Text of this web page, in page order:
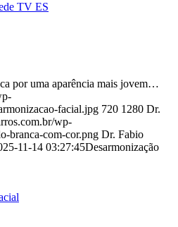
TV ES
por uma aparência mais jovem…
facial.jpg 720 1280 Dr.
wp-
branca-com-cor.png Dr. Fabio
11-14 03:27:45Desarmonização